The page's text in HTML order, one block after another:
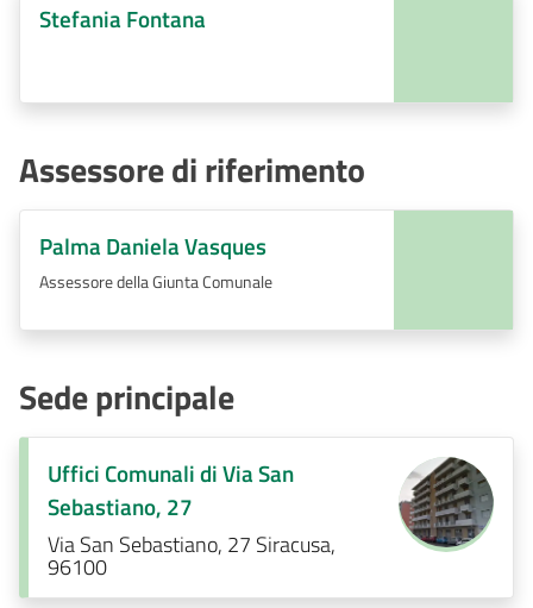
Stefania Fontana
Assessore di riferimento
Palma Daniela Vasques
Assessore della Giunta Comunale
Sede principale
Uffici Comunali di Via San
Sebastiano, 27
Via San Sebastiano, 27 Siracusa,
96100